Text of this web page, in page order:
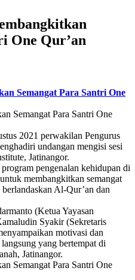
One Qur’an
Semangat Para Santri One
2021 perwakilan Pengurus
undangan mengisi sesi
Jatinangor.
pengenalan kehidupan di
membangkitkan semangat
Al-Qur’an dan
(Ketua Yayasan
Syakir (Sekretaris
motivasi dan
yang bertempat di
Jatinangor.